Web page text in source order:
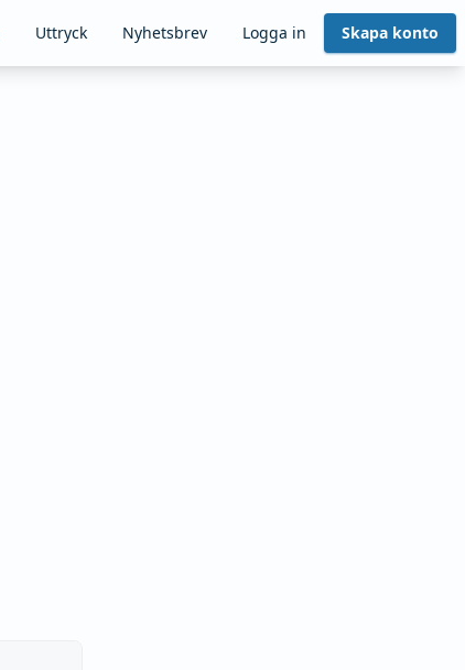
Uttryck Nyhetsbrev Logga in Skapa konto